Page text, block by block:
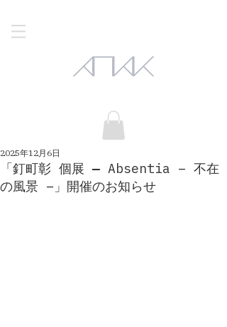
「釘町彰 個展 ― Absentia – 不在
の風景 –」開催のお知らせ
2025年12月6日